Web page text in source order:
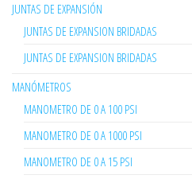
JUNTAS DE EXPANSIÓN
JUNTAS DE EXPANSION BRIDADAS
JUNTAS DE EXPANSION BRIDADAS
MANÓMETROS
MANOMETRO DE 0 A 100 PSI
MANOMETRO DE 0 A 1000 PSI
MANOMETRO DE 0 A 15 PSI